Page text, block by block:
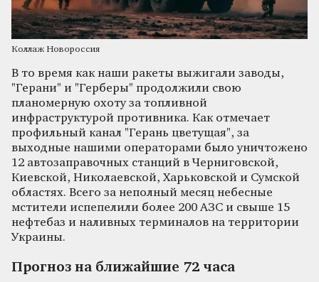
Коллаж Новороссия
В то время как наши ракеты выжигали заводы,
"Герани" и "Герберы" продолжили свою
планомерную охоту за топливной
инфраструктурой противника. Как отмечает
профильный канал "Герань цветущая", за
выходные нашими операторами было уничтожено
12 автозаправочных станций в Черниговской,
Киевской, Николаевской, Харьковской и Сумской
областях. Всего за неполный месяц небесные
мстители испепелили более 200 АЗС и свыше 15
нефтебаз и наливных терминалов на территории
Украины.
Прогноз на ближайшие 72 часа